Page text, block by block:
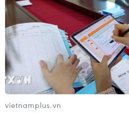
đã cấp
06/08/2026 13:55
Khuyến khích các cơ sở giáo
học cạnh tranh bằng chất
06/08/2026 13:41
vietnamplus.vn